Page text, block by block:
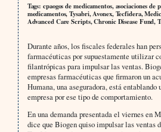
Tags: cpaogos de medicamentos, asociaciones
medicamentos, Tysabri, Avonex, Tecfidera,
Advanced Care Scripts, Chronic Disease Fund,
Durante años, los fiscales federales han
farmacéuticas por supuestamente utilizar
filantrópicas para impulsar las ventas.
empresas farmacéuticas que firmaron un
Humana, una aseguradora, está entablando
empresa por ese tipo de comportamiento.
En una demanda presentada el viernes en
dice que Biogen quiso impulsar las ventas